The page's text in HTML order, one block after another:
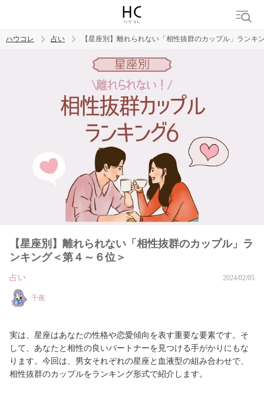
トレンド ワード
ハウコレ 占い 【星座別】離れられない「相性抜群のカップル」ランキ
【星座別】離れられない「相性抜群のカップル」ラ
ンキング＜第４～６位＞
占い 2024/02/05
千夜
実は、星座はあなたの性格や恋愛傾向を表す重要な要素です。そ
して、あなたと相性の良いパートナーを見つける手がかりにもな
ります。今回は、男女それぞれの星座と血液型の組み合わせで、
相性抜群のカップルをランキング形式で紹介します。